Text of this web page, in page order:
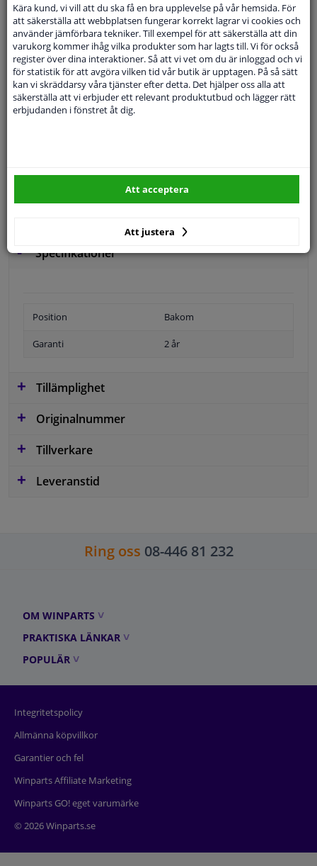
ExpertKundservice
Kundservice: 08-446 81 232
Ställ din fråga hos våra produktspecialister.
Frågor Och Svar
Fyll i ditt registreringsnummerellerVälj din bil.
SÖK
Specifikationer
Position Bakom
Garanti 2 år
Tillämplighet
Originalnummer
Tillverkare
Leveranstid
Ring oss 08-446 81 232
OM WINPARTS
PRAKTISKA LÄNKAR
POPULÄR
Integritetspolicy
Allmänna köpvillkor
Garantier och fel
Winparts Affiliate Marketing
Winparts GO! eget varumärke
© 2026 Winparts.se
Kära kund, vi vill att du ska få en bra upplevelse på vår hemsida. För
att säkerställa att webbplatsen fungerar korrekt lagrar vi cookies och
använder jämförbara tekniker. Till exempel för att säkerställa att din
varukorg kommer ihåg vilka produkter som har lagts till. Vi för också
register över dina interaktioner. Så att vi vet om du är inloggad och vi
för statistik för att avgöra vilken tid vår butik är upptagen. På så sätt
kan vi skräddarsy våra tjänster efter detta. Det hjälper oss alla att
säkerställa att vi erbjuder ett relevant produktutbud och lägger rätt
erbjudanden i fönstret åt dig.
Att justera
Att acceptera